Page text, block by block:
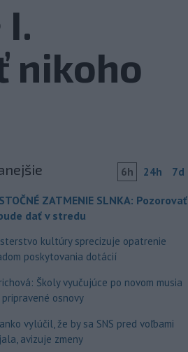
nikoho
6h 24h 7d
ZATMENIE SLNKA: Pozorovať
dať v stredu
kultúry sprecizuje opatrenie
poskytovania dotácií
Školy vyučujúce po novom musia
pripravené osnovy
vylúčil, že by sa SNS pred voľbami
avizuje zmeny